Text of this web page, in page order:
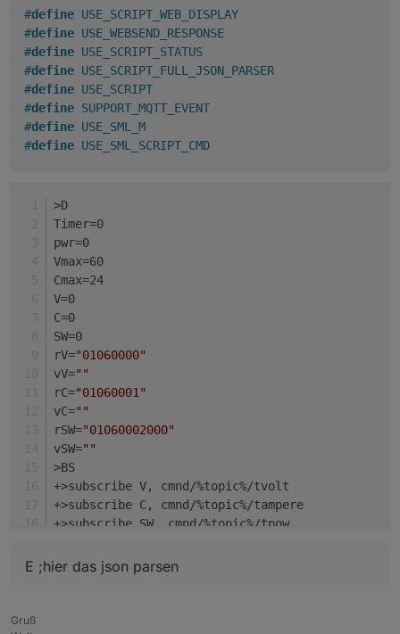
nutzen
Mqtt alle StatusSNS Werte nach IO
#define USE_SCRIPT_WEB_DISPLAY
#define USE_WEBSEND_RESPONSE
#define USE_SCRIPT_STATUS
#define USE_SCRIPT_FULL_JSON_PARSER
#define USE_SCRIPT
#define SUPPORT_MQTT_EVENT
#define USE_SML_M
#define USE_SML_SCRIPT_CMD
>D
Timer=0
pwr=0
Vmax=60
Cmax=24
V=0
C=0
SW=0
rV="01060000"
vV=""
rC="01060001"
vC=""
rSW="01060002000"
vSW=""
>BS
+>subscribe V, cmnd/%topic%/tvolt
+>subscribe C, cmnd/%topic%/tampere
+>subscribe SW, cmnd/%topic%/tpow
->sensor53 r
E ;hier das json parsen
Gruß